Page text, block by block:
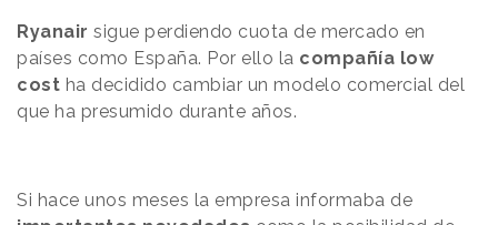
Ryanair sigue perdiendo cuota de mercado en
países como España. Por ello la compañía low
cost ha decidido cambiar un modelo comercial del
que ha presumido durante años.
Si hace unos meses la empresa informaba de